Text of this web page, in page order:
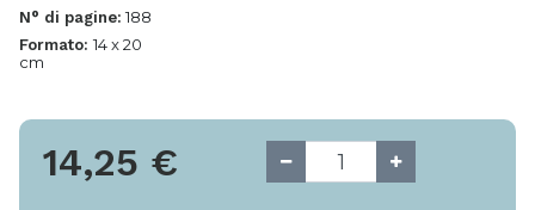
N° di pagine: 188
Formato: 14 x 20
cm
14,25 €